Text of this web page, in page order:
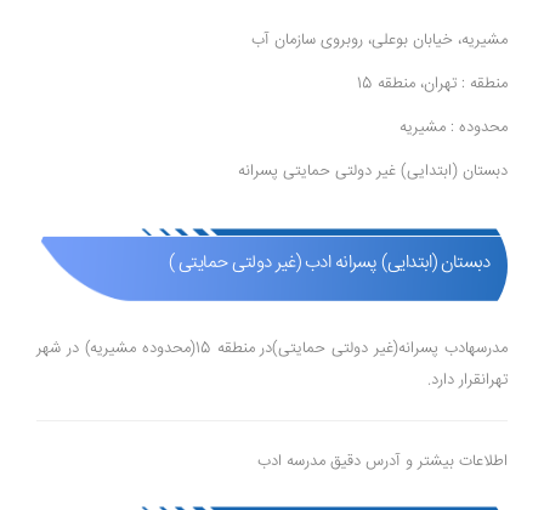
مشیریه، خیابان بوعلی، روبروی سازمان آب
منطقه : تهران، منطقه 15
محدوده : مشیریه
دبستان (ابتدایی) غیر دولتی حمایتی پسرانه
دبستان (ابتدایی) پسرانه ادب (غیر دولتی حمایتی )
مدرسهادب پسرانه(غیر دولتی حمایتی)در منطقه 15(محدوده مشیریه) در شهر
تهرانقرار دارد.
اطلاعات بیشتر و آدرس دقیق مدرسه ادب